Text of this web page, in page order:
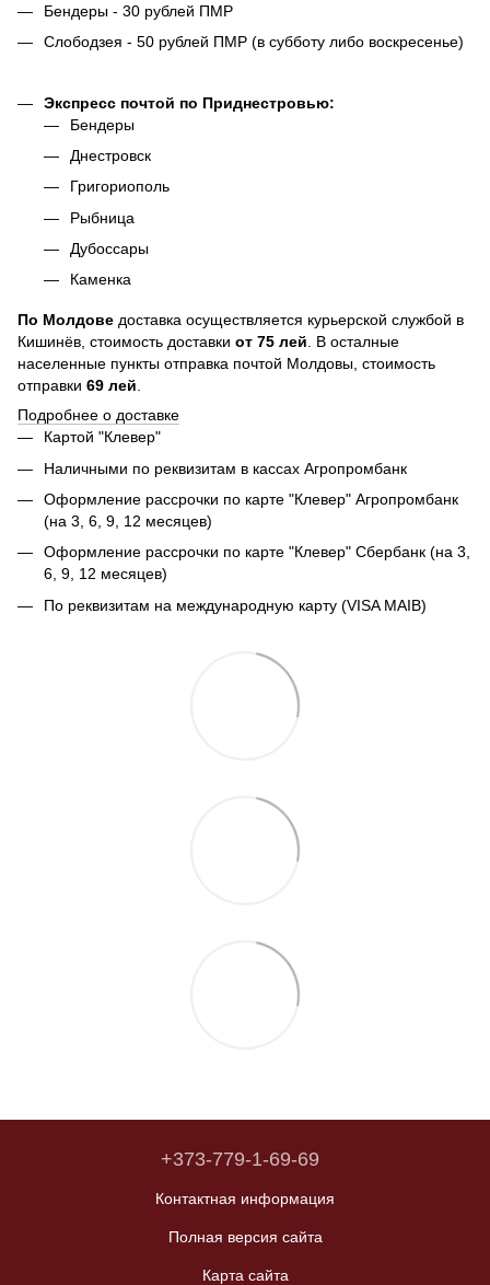
Бендеры - 30 рублей ПМР
Слободзея - 50 рублей ПМР (в субботу либо воскресенье)
Экспресс почтой по Приднестровью:
Бендеры
Днестровск
Григориополь
Рыбница
Дубоссары
Каменка
По Молдове доставка осуществляется курьерской службой в
Кишинёв, стоимость доставки от 75 лей. В осталные
населенные пункты отправка почтой Молдовы, стоимость
отправки 69 лей.
Подробнее о доставке
Картой "Клевер"
Наличными по реквизитам в кассах Агропромбанк
Оформление рассрочки по карте "Клевер" Агропромбанк
(на 3, 6, 9, 12 месяцев)
Оформление рассрочки по карте "Клевер" Сбербанк (на 3,
6, 9, 12 месяцев)
По реквизитам на международную карту (VISA MAIB)
+373-779-1-69-69
Контактная информация
Полная версия сайта
Карта сайта